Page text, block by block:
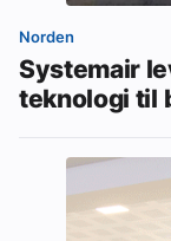
Norden
Systemair
teknologi til